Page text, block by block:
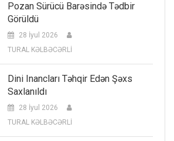
Pozan Sürücü Barəsində Tədbir
Görüldü
28 İyul 2026
TURAL KƏLBƏCƏRLİ
Dini Inancları Təhqir Edən Şəxs
Saxlanıldı
28 İyul 2026
TURAL KƏLBƏCƏRLİ